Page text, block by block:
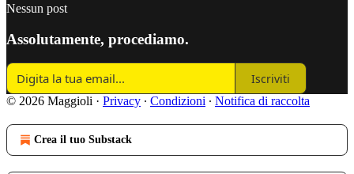
Nessun post
Assolutamente, procediamo.
Iscriviti
© 2026 Maggioli · Privacy ∙ Condizioni ∙ Notifica di raccolta
Crea il tuo Substack